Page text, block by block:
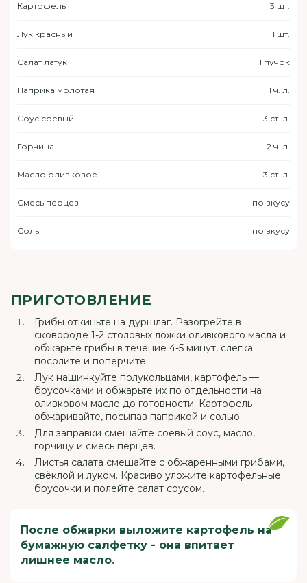
Картофель 3 шт.
Лук красный 1 шт.
Салат латук 1 пучок
Паприка молотая 1 ч. л.
Соус соевый 3 ст. л.
Горчица 2 ч. л.
Масло оливковое 3 ст. л.
Смесь перцев по вкусу
Соль по вкусу
ПРИГОТОВЛЕНИЕ
Грибы откиньте на дуршлаг. Разогрейте в
сковороде 1-2 столовых ложки оливкового масла и
обжарьте грибы в течение 4-5 минут, слегка
посолите и поперчите.
Лук нашинкуйте полукольцами, картофель —
брусочками и обжарьте их по отдельности на
оливковом масле до готовности. Картофель
обжаривайте, посыпав паприкой и солью.
Для заправки смешайте соевый соус, масло,
горчицу и смесь перцев.
Листья салата смешайте с обжаренными грибами,
свёклой и луком. Красиво уложите картофельные
брусочки и полейте салат соусом.
После обжарки выложите картофель на
бумажную салфетку - она впитает
лишнее масло.